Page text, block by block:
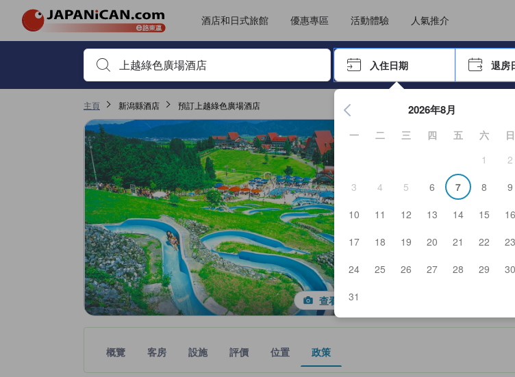
酒店和日式旅館 優惠專區 活動體驗 人氣推介
首先輸入住宿名稱或關鍵字搜尋，並使用箭頭鍵或 Tab鍵尋找，再按Enter鍵選擇
入住日期 退房
按Enter鍵開始瀏覽日期選擇器，並使用
2026年8月
一 二 三 四 五 六
日
1
2
3
4 5 6 7 8
9
10
11 12 13 14 15
16
17
18 19 20 21 22
23
24
25 26 27 28 29
30
31
主頁 新潟縣酒店 預訂上越綠色廣場酒店
查看全部照片
概覽 客房 設施 評價 位置 政策